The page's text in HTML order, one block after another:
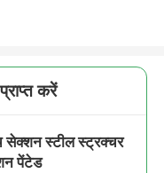
करें
सेक्शन स्टील स्ट्रक्चर
पेंटेड